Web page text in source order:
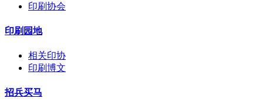
印刷协会
印刷园地
相关印协
印刷博文
招兵买马